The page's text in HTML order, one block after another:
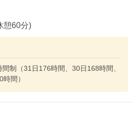
憩60分)
制（31日176時間、30日168時間、
間）